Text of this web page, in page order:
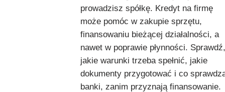
prowadzisz spółkę. Kredyt na firmę
może pomóc w zakupie sprzętu,
finansowaniu bieżącej działalności, a
nawet w poprawie płynności. Sprawdź,
jakie warunki trzeba spełnić, jakie
dokumenty przygotować i co
banki, zanim przyznają finansowanie.